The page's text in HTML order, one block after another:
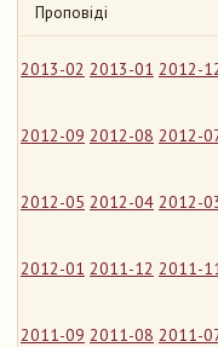
Проповіді
2013-02 2013-01 2012-
2012-09 2012-08 2012-
2012-05 2012-04 2012-
2012-01 2011-12 2011-
2011-09 2011-08 2011-